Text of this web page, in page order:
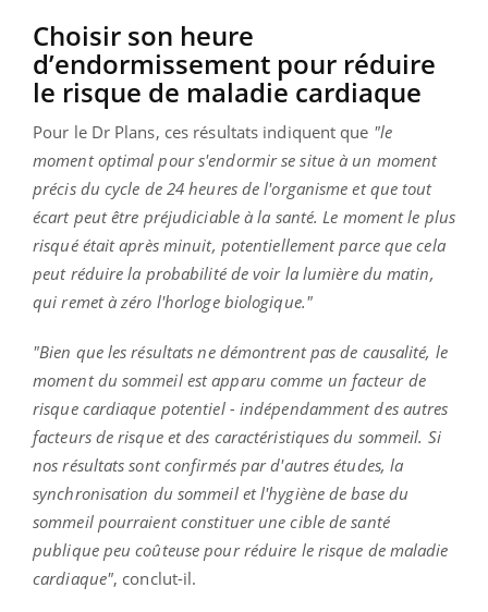
Choisir son heure
d’endormissement pour réduire
le risque de maladie cardiaque
Pour le Dr Plans, ces résultats indiquent que "le
moment optimal pour s'endormir se situe à un moment
précis du cycle de 24 heures de l'organisme et que tout
écart peut être préjudiciable à la santé. Le moment le plus
risqué était après minuit, potentiellement parce que cela
peut réduire la probabilité de voir la lumière du matin,
qui remet à zéro l'horloge biologique."
"Bien que les résultats ne démontrent pas de causalité, le
moment du sommeil est apparu comme un facteur de
risque cardiaque potentiel - indépendamment des autres
facteurs de risque et des caractéristiques du sommeil. Si
nos résultats sont confirmés par d'autres études, la
synchronisation du sommeil et l'hygiène de base du
sommeil pourraient constituer une cible de santé
publique peu coûteuse pour réduire le risque de maladie
cardiaque", conclut-il.